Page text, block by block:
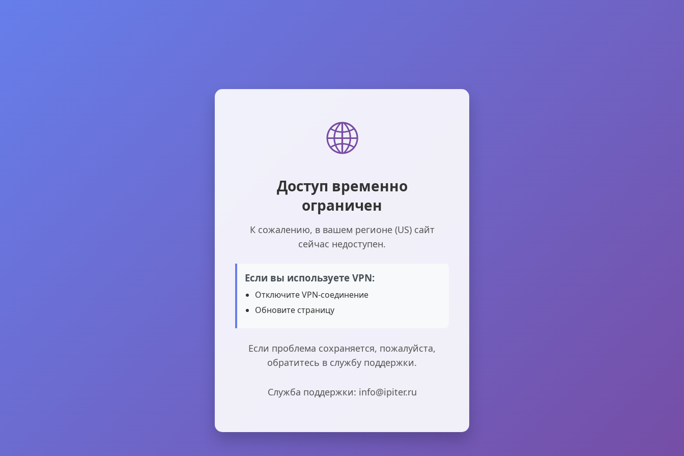
🌐
Доступ временно
ограничен
К сожалению, в вашем регионе (US) сайт
сейчас недоступен.
Если вы используете VPN:
Отключите VPN-соединение
Обновите страницу
Если проблема сохраняется, пожалуйста,
обратитесь в службу поддержки.
Служба поддержки: info@ipiter.ru